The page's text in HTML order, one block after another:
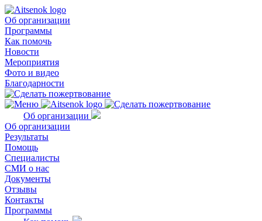
Об организации
Программы
Как помочь
Новости
Мероприятия
Фото и видео
Благодарности
Об организации
Об организации
Результаты
Помощь
Специалисты
СМИ о нас
Документы
Отзывы
Контакты
Программы